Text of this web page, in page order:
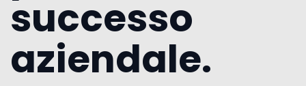
successo
aziendale.